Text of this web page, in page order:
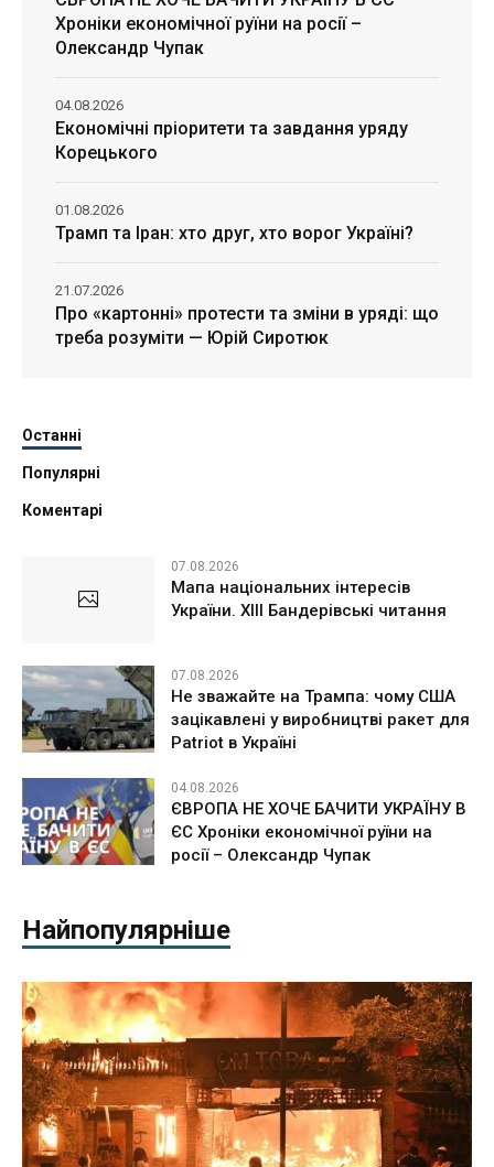
Хроніки економічної руїни на росії –
Олександр Чупак
Економічні пріоритети та завдання уряду
Корецького
04.08.2026
Трамп та Іран: хто друг, хто ворог Україні?
01.08.2026
Про «картонні» протести та зміни в уряді: що
треба розуміти — Юрій Сиротюк
21.07.2026
Останні
Популярні
Коментарі
07.08.2026
Мапа національних інтересів
України. ХІІІ Бандерівські читання
07.08.2026
Не зважайте на Трампа: чому США
зацікавлені у виробництві ракет для
Patriot в Україні
04.08.2026
ЄВРОПА НЕ ХОЧЕ БАЧИТИ УКРАЇНУ В
ЄС Хроніки економічної руїни на
росії – Олександр Чупак
Найпопулярніше